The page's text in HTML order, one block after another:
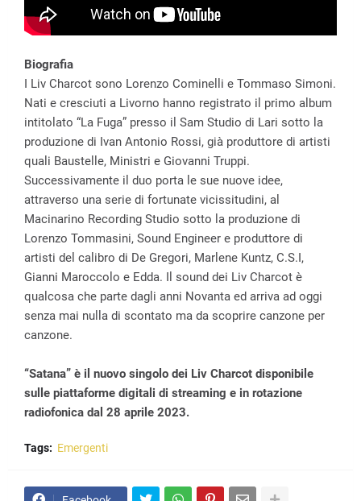
Biografia
I Liv Charcot sono Lorenzo Cominelli e Tommaso Simoni.
Nati e cresciuti a Livorno hanno registrato il primo album
intitolato “La Fuga” presso il Sam Studio di Lari sotto la
produzione di Ivan Antonio Rossi, già produttore di artisti
quali Baustelle, Ministri e Giovanni Truppi.
Successivamente il duo porta le sue nuove idee,
attraverso una serie di fortunate vicissitudini, al
Macinarino Recording Studio sotto la produzione di
Lorenzo Tommasini, Sound Engineer e produttore di
artisti del calibro di De Gregori, Marlene Kuntz, C.S.I,
Gianni Maroccolo e Edda. Il sound dei Liv Charcot è
qualcosa che parte dagli anni Novanta ed arriva ad oggi
senza mai nulla di scontato ma da scoprire canzone per
canzone.
“Satana” è il nuovo singolo dei Liv Charcot disponibile
sulle piattaforme digitali di streaming e in rotazione
radiofonica dal 28 aprile 2023.
Tags: Emergenti